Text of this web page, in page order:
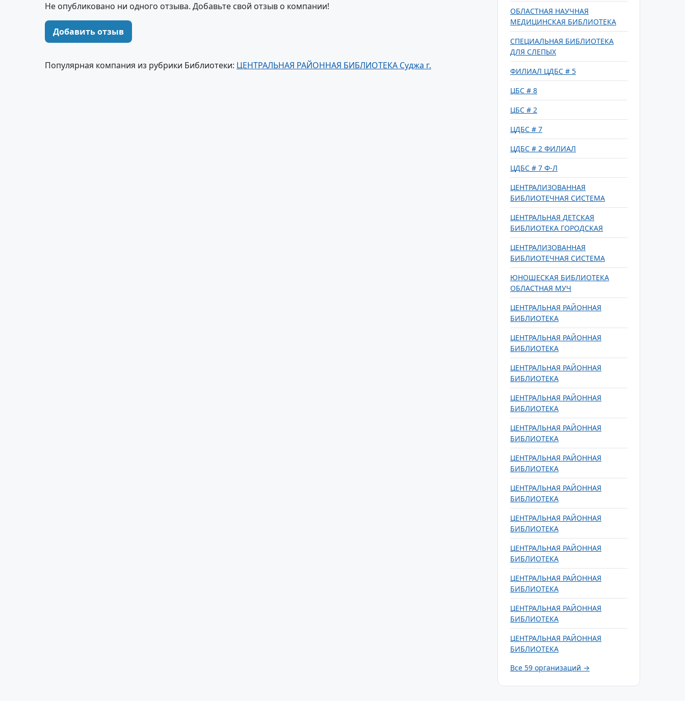
Не опубликовано ни одного отзыва. Добавьте свой отзыв о компании!
Добавить отзыв
Популярная компания из рубрики Библиотеки: ЦЕНТРАЛЬНАЯ РАЙОННАЯ БИБЛИОТЕКА Суджа г.
ОБЛАСТНАЯ НАУЧНАЯ
МЕДИЦИНСКАЯ БИБЛИОТЕКА
СПЕЦИАЛЬНАЯ БИБЛИОТЕКА
ДЛЯ СЛЕПЫХ
ФИЛИАЛ ЦДБС # 5
ЦБС # 8
ЦБС # 2
ЦДБС # 7
ЦДБС # 2 ФИЛИАЛ
ЦДБС # 7 Ф-Л
ЦЕНТРАЛИЗОВАННАЯ
БИБЛИОТЕЧНАЯ СИСТЕМА
ЦЕНТРАЛЬНАЯ ДЕТСКАЯ
БИБЛИОТЕКА ГОРОДСКАЯ
ЦЕНТРАЛИЗОВАННАЯ
БИБЛИОТЕЧНАЯ СИСТЕМА
ЮНОШЕСКАЯ БИБЛИОТЕКА
ОБЛАСТНАЯ МУЧ
ЦЕНТРАЛЬНАЯ РАЙОННАЯ
БИБЛИОТЕКА
ЦЕНТРАЛЬНАЯ РАЙОННАЯ
БИБЛИОТЕКА
ЦЕНТРАЛЬНАЯ РАЙОННАЯ
БИБЛИОТЕКА
ЦЕНТРАЛЬНАЯ РАЙОННАЯ
БИБЛИОТЕКА
ЦЕНТРАЛЬНАЯ РАЙОННАЯ
БИБЛИОТЕКА
ЦЕНТРАЛЬНАЯ РАЙОННАЯ
БИБЛИОТЕКА
ЦЕНТРАЛЬНАЯ РАЙОННАЯ
БИБЛИОТЕКА
ЦЕНТРАЛЬНАЯ РАЙОННАЯ
БИБЛИОТЕКА
ЦЕНТРАЛЬНАЯ РАЙОННАЯ
БИБЛИОТЕКА
ЦЕНТРАЛЬНАЯ РАЙОННАЯ
БИБЛИОТЕКА
ЦЕНТРАЛЬНАЯ РАЙОННАЯ
БИБЛИОТЕКА
ЦЕНТРАЛЬНАЯ РАЙОННАЯ
БИБЛИОТЕКА
Все 59 организаций →